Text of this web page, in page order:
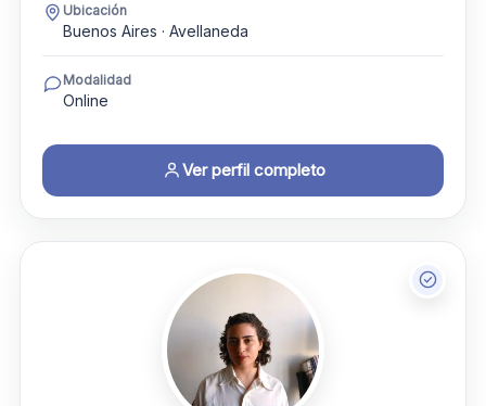
Ubicación
Buenos Aires · Avellaneda
Modalidad
Online
Ver perfil completo